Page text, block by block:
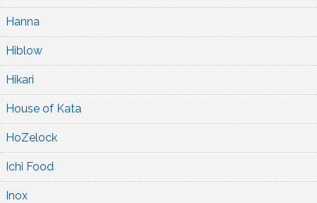
Hanna
Hiblow
Hikari
House of Kata
HoZelock
Ichi Food
Inox